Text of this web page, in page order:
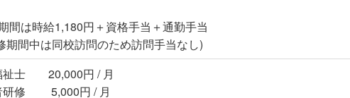
間は時給1,180円＋資格手当＋通勤手当
期間中は同校訪問のため訪問手当なし)
祉士 20,000円 / 月
研修 5,000円 / 月